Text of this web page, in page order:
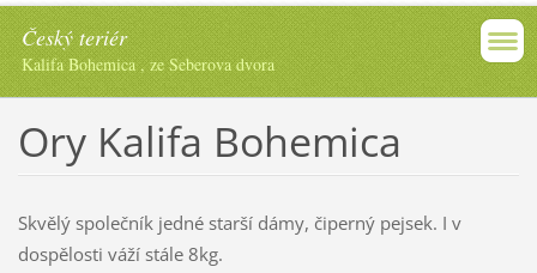
Český teriér
Kalifa Bohemica , ze Seberova dvora
Ory Kalifa Bohemica
Skvělý společník jedné starší dámy, čiperný pejsek. I v
dospělosti váží stále 8kg.